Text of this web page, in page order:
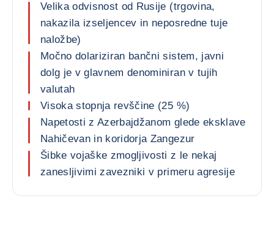
Velika odvisnost od Rusije (trgovina,
nakazila izseljencev in neposredne tuje
naložbe)
Močno dolariziran bančni sistem, javni
dolg je v glavnem denominiran v tujih
valutah
Visoka stopnja revščine (25 %)
Napetosti z Azerbajdžanom glede eksklave
Nahičevan in koridorja Zangezur
Šibke vojaške zmogljivosti z le nekaj
zanesljivimi zavezniki v primeru agresije